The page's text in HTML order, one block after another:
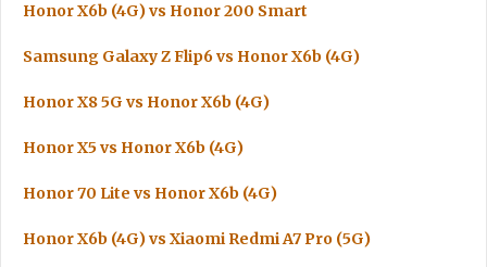
Honor X6b (4G) vs Honor 200 Smart
Samsung Galaxy Z Flip6 vs Honor X6b (4G)
Honor X8 5G vs Honor X6b (4G)
Honor X5 vs Honor X6b (4G)
Honor 70 Lite vs Honor X6b (4G)
Honor X6b (4G) vs Xiaomi Redmi A7 Pro (5G)